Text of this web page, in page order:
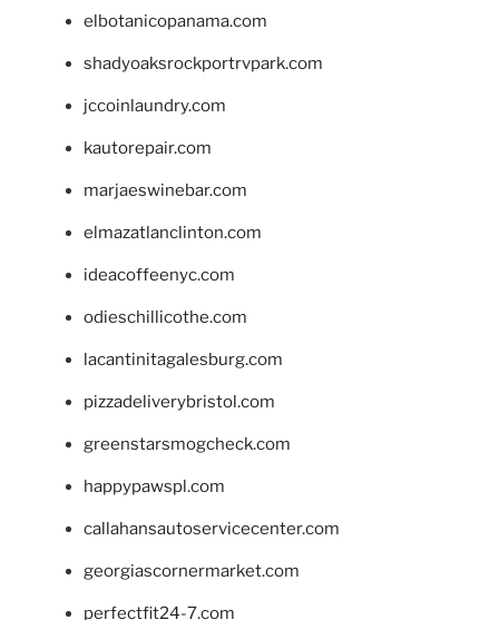
elbotanicopanama.com
shadyoaksrockportrvpark.com
jccoinlaundry.com
kautorepair.com
marjaeswinebar.com
elmazatlanclinton.com
ideacoffeenyc.com
odieschillicothe.com
lacantinitagalesburg.com
pizzadeliverybristol.com
greenstarsmogcheck.com
happypawspl.com
callahansautoservicecenter.com
georgiascornermarket.com
perfectfit24-7.com